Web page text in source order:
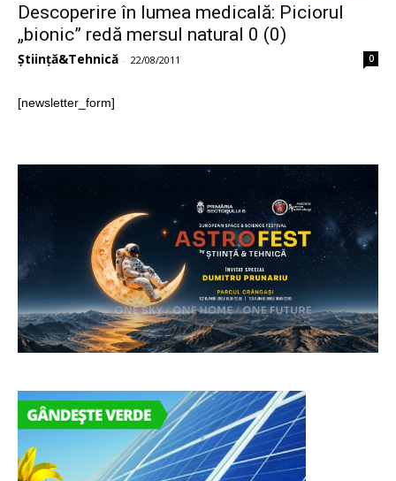
Descoperire în lumea medicală: Piciorul
„bionic” redă mersul natural 0 (0)
Știință&Tehnică - 22/08/2011 0
[newsletter_form]